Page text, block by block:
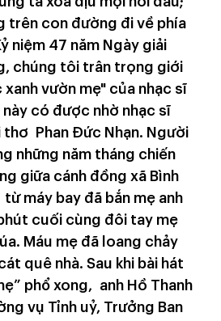
trên con đường đi về phía
niệm 47 năm Ngày giải
chúng tôi trân trọng giới
xanh vườn mẹ" của nhạc sĩ
này có được nhờ nhạc sĩ
thơ Phan Đức Nhạn. Người
những năm tháng chiến
giữa cánh đồng xã Bình
máy bay đã bắn mẹ anh
cuối cùng đôi tay mẹ
Máu mẹ đã loang chảy
quê nhà. Sau khi bài hát
phổ xong, anh Hồ Thanh
vụ Tỉnh uỷ, Trưởng Ban